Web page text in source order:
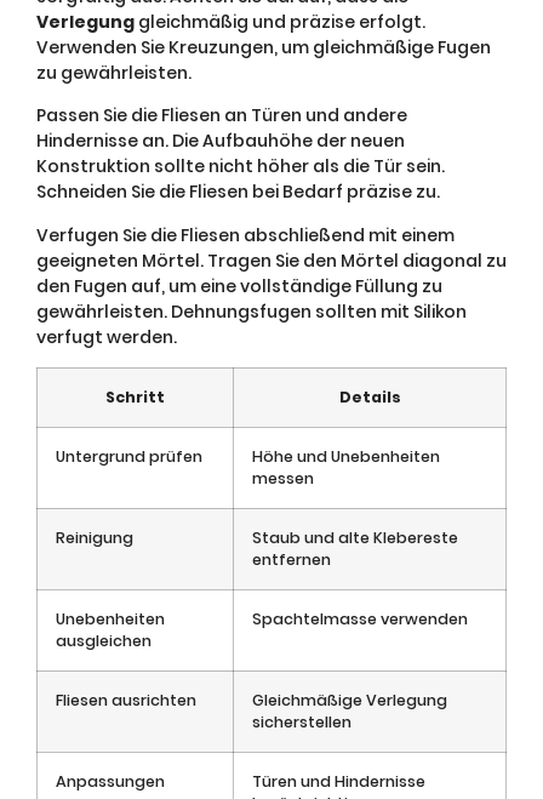
Verlegung gleichmäßig und präzise erfolgt.
Verwenden Sie Kreuzungen, um gleichmäßige Fugen
zu gewährleisten.
Passen Sie die Fliesen an Türen und andere
Hindernisse an. Die Aufbauhöhe der neuen
Konstruktion sollte nicht höher als die Tür sein.
Schneiden Sie die Fliesen bei Bedarf präzise zu.
Verfugen Sie die Fliesen abschließend mit einem
geeigneten Mörtel. Tragen Sie den Mörtel diagonal zu
den Fugen auf, um eine vollständige Füllung zu
gewährleisten. Dehnungsfugen sollten mit Silikon
verfugt werden.
Schritt Details
Untergrund prüfen
Höhe und Unebenheiten
messen
Reinigung
Staub und alte Klebereste
entfernen
Unebenheiten
ausgleichen
Spachtelmasse verwenden
Fliesen ausrichten
Gleichmäßige Verlegung
sicherstellen
Anpassungen
Türen und Hindernisse